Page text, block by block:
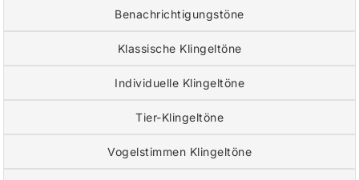
Benachrichtigungstöne
Klassische Klingeltöne
Individuelle Klingeltöne
Tier-Klingeltöne
Vogelstimmen Klingeltöne